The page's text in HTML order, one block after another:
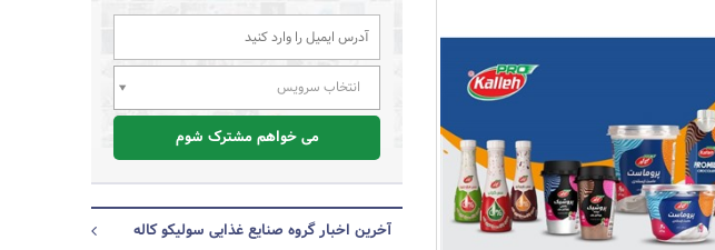
انتخاب سرویس
می خواهم مشترک شوم
آخرین اخبار گروه صنایع غذایی سولیکو کاله